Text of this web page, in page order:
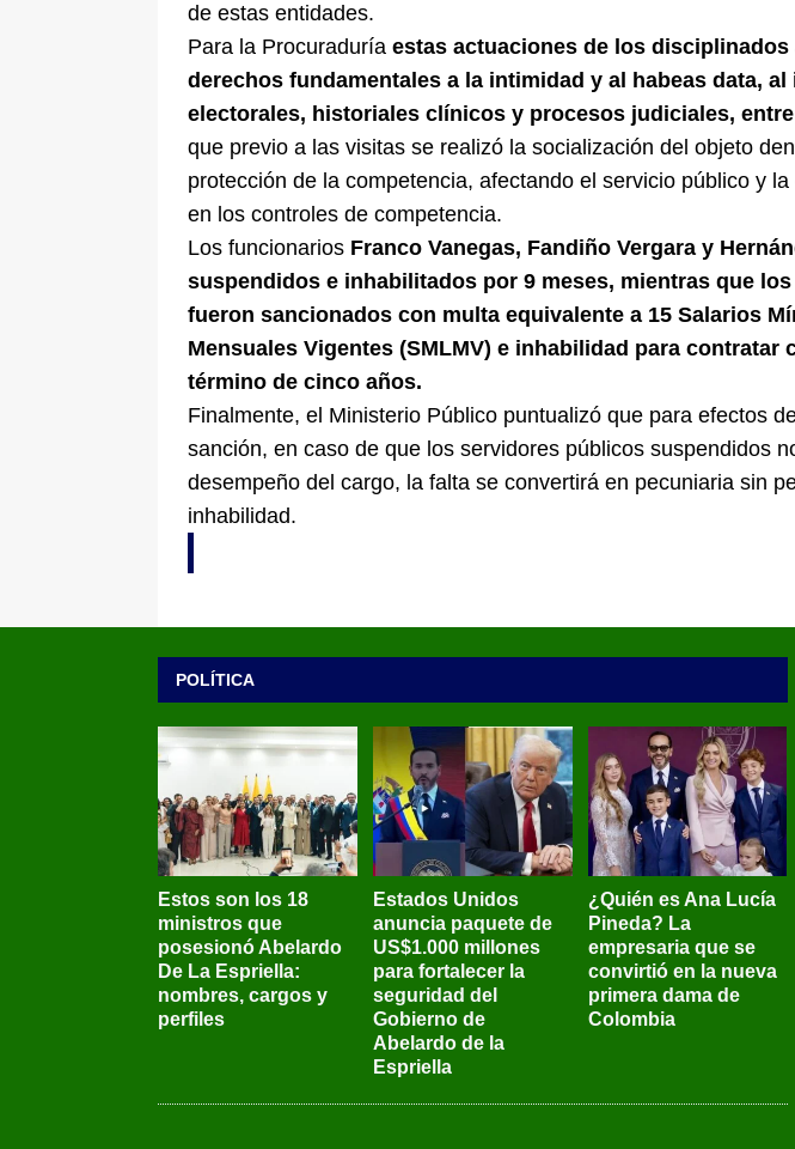
de estas entidades.
Para la Procuraduría estas actuaciones de los
derechos fundamentales a la intimidad y al habeas data,
electorales, historiales clínicos y procesos judiciales,
que previo a las visitas se realizó la socialización del objeto
protección de la competencia, afectando el servicio público y
en los controles de competencia.
Los funcionarios Franco Vanegas, Fandiño Vergara y
suspendidos e inhabilitados por 9 meses, mientras que
fueron sancionados con multa equivalente a 15 Salarios
Mensuales Vigentes (SMLMV) e inhabilidad para contratar
término de cinco años.
Finalmente, el Ministerio Público puntualizó que para efectos
sanción, en caso de que los servidores públicos suspendidos
desempeño del cargo, la falta se convertirá en pecuniaria sin
inhabilidad.
POLÍTICA
Estos son los 18
ministros que
posesionó Abelardo
De La Espriella:
nombres, cargos y
perfiles
Estados Unidos
anuncia paquete de
US$1.000 millones
para fortalecer la
seguridad del
Gobierno de
Abelardo de la
Espriella
¿Quién es Ana Lucía
Pineda? La
empresaria que se
convirtió en la nueva
primera dama de
Colombia